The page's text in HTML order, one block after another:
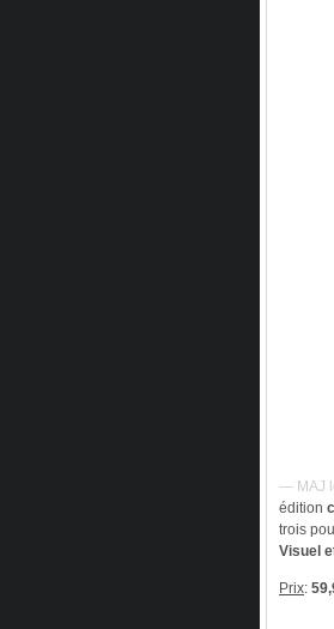
— MAJ
édition
trois
Visuel
Prix: